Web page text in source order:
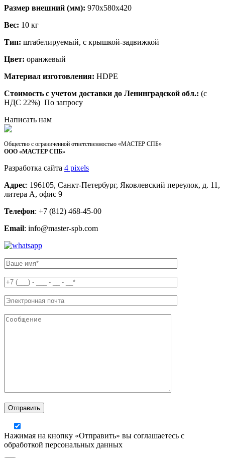
Размер внешний (мм): 970х580х420
Вес: 10 кг
Тип: штабелируемый, с крышкой-задвижкой
Цвет: оранжевый
Материал изготовления: HDPE
Стоимость с учетом доставки до Ленинградской обл.: (с
НДС 22%) По запросу
Написать нам
Общество с ограниченной ответственностью «МАСТЕР СПБ»
ООО «МАСТЕР СПБ»
Разработка сайта 4 pixels
Адрес: 196105, Санкт-Петербург, Яковлевский переулок, д. 11,
литера А, офис 9
Телефон: +7 (812) 468-45-00
Email: info@master-spb.com
Нажимая на кнопку «Отправить» вы соглашаетесь с
обработкой персональных данных